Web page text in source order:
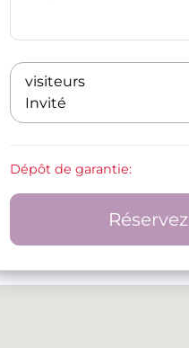
visiteurs
Invité
Dépôt de garantie:
Réservez